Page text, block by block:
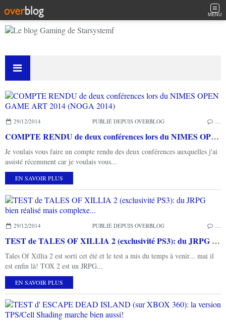
MENU
29/12/2014 PUBLIÉ DEPUIS OVERBLOG …
COMPTE RENDU de deux conférences lors du NIMES OPEN GAME ART 2014 (NOGA 2014)
Je voulais vous faire un compte rendu des deux conférences auxquelles j'ai
assisté récemment car je voulais vous...
EN SAVOIR PLUS
29/12/2014 PUBLIÉ DEPUIS OVERBLOG …
TEST de TALES OF XILLIA 2 (exclusivité PS3): du JRPG bien réalisé mais complexe...
Tales Of Xillia 2 est sorti cet été et le test a mis du temps à venir... mai il
est enfin là! TOX 2 est un JRPG...
EN SAVOIR PLUS